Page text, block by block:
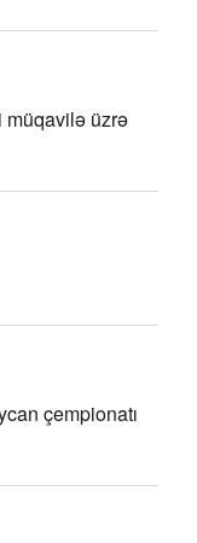
müqavilə üzrə
çempionatı